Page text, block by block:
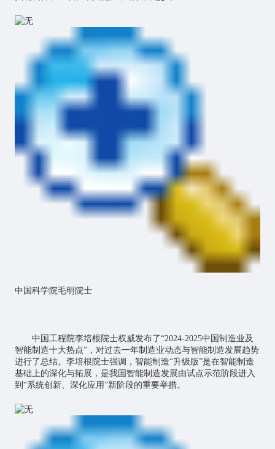
中国科学院毛明院士
中国工程院李培根院士权威发布了“2024-2025中国制造业及
智能制造十大热点”，对过去一年制造业动态与智能制造发展趋势
进行了总结。李培根院士强调，智能制造“升级版”是在智能制造
基础上的深化与拓展，是我国智能制造发展由试点示范阶段进入
到“系统创新、深化应用”新阶段的重要举措。